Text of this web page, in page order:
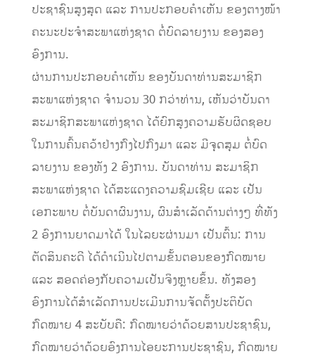
ປະຊາຊົນສູງສຸດ ແລະ ການປະກອບຄໍາເຫັນ ຂອງຕາງໜ້າ
ຄະນະປະຈໍາສະພາແຫ່ງຊາດ ຕໍ່ບົດລາຍງານ ຂອງສອງ
ອົງການ.
ຜ່ານການປະກອບຄໍາເຫັນ ຂອງບັນດາທ່ານສະມາຊິກ
ສະພາແຫ່ງຊາດ ຈໍານວນ 30 ກວ່າທ່ານ, ເຫັນວ່າບັນດາ
ສະມາຊິກສະພາແຫ່ງຊາດ ໄດ້ຍົກສູງຄວາມຮັບຜິດຊອບ
ໃນການຄົ້ນຄວ້າຢ່າງກົງໄປກົງມາ ແລະ ມີຈຸດສຸມ ຕໍ່ບົດ
ລາຍງານ ຂອງທັງ 2 ອົງການ. ບັນດາທ່ານ ສະມາຊິກ
ສະພາແຫ່ງຊາດ ໄດ້ສະແດງຄວາມຊົມເຊີຍ ແລະ ເປັນ
ເອກະພາບ ຕໍ່ບັນດາຜົນງານ, ຜົນສໍາເລັດດ້ານຕ່າງໆ ທີ່ທັງ
2 ອົງການຍາດມາໄດ້ ໃນໄລຍະຜ່ານມາ ເປັນຕົ້ນ: ການ
ຕັດສິນຄະດີ ໄດ້ດໍາເນີນໄປຕາມຂັ້ນຕອນຂອງກົດໝາຍ
ແລະ ສອດຄ່ອງກັບຄວາມເປັນຈິງຫຼາຍຂຶ້ນ. ທັງສອງ
ອົງການໄດ້ສໍາເລັດການປະເມີນການຈັດຕັ້ງປະຕິບັດ
ກົດໝາຍ 4 ສະບັບຄື: ກົດໝາຍວ່າດ້ວຍສານປະຊາຊົນ,
ກົດໝາຍວ່າດ້ວຍອົງການໄອຍະການປະຊາຊົນ, ກົດໝາຍ